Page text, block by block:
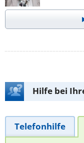
Hilfe bei
Telefonhilfe